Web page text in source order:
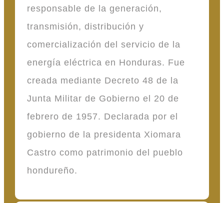
responsable de la generación,
transmisión, distribución y
comercialización del servicio de la
energía eléctrica en Honduras. Fue
creada mediante Decreto 48 de la
Junta Militar de Gobierno el 20 de
febrero de 1957. Declarada por el
gobierno de la presidenta Xiomara
Castro como patrimonio del pueblo
hondureño.